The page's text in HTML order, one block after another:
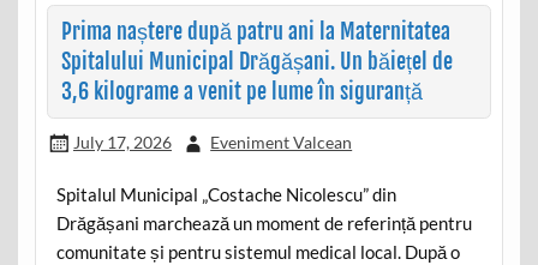
Prima naștere după patru ani la Maternitatea
Spitalului Municipal Drăgășani. Un băiețel de
3,6 kilograme a venit pe lume în siguranță
July 17, 2026 Eveniment Valcean
Spitalul Municipal „Costache Nicolescu” din
Drăgășani marchează un moment de referință pentru
comunitate și pentru sistemul medical local. După o